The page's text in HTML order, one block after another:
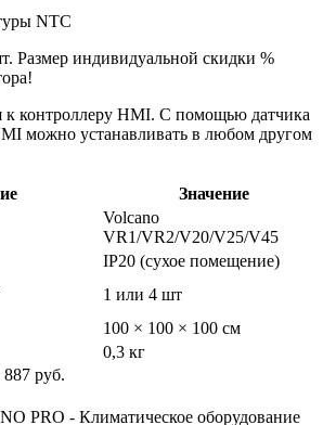
Размер индивидуальной скидки %
к контроллеру HMI. С помощью датчика
можно устанавливать в любом другом
Значение
Volcano
VR1/VR2/V20/V25/V45
IP20 (сухое помещение)
1 или 4 шт
100 × 100 × 100 см
0,3 кг
887 руб.
PRO - Климатическое оборудование